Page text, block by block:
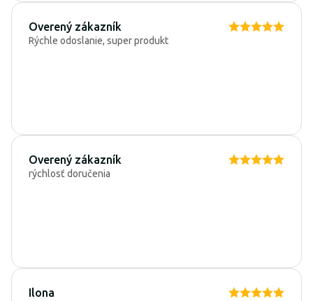
Overený zákazník
Rýchle odoslanie, super produkt
Overený zákazník
rýchlosť doručenia
Ilona